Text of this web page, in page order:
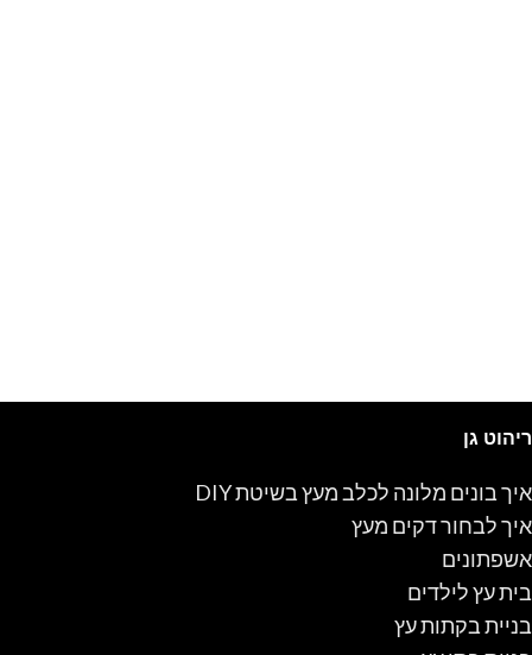
ריהוט גן
איך בונים מלונה לכלב מעץ בשיטת DIY
איך לבחור דקים מעץ
אשפתונים
בית עץ לילדים
בניית בקתות עץ